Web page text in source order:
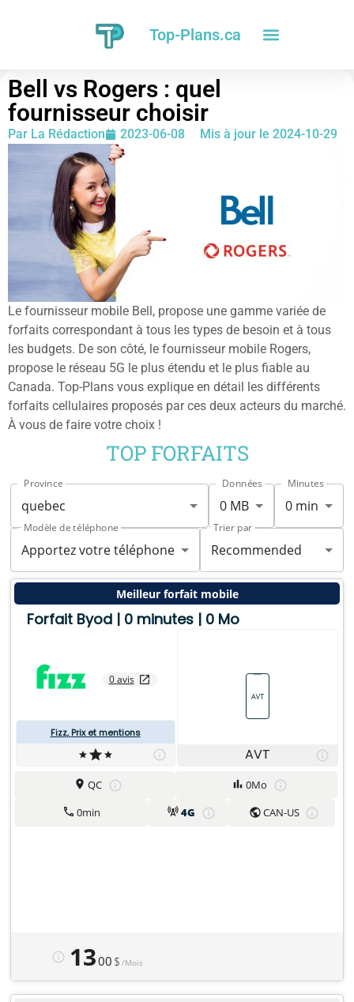
Top-Plans.ca
Bell vs Rogers : quel
fournisseur choisir
Par La Rédaction 2023-06-08 Mis à jour le 2024-10-29
Le fournisseur mobile Bell, propose une gamme variée de
forfaits correspondant à tous les types de besoin et à tous
les budgets. De son côté, le fournisseur mobile Rogers,
propose le réseau 5G le plus étendu et le plus fiable au
Canada. Top-Plans vous explique en détail les différents
forfaits cellulaires proposés par ces deux acteurs du marché.
À vous de faire votre choix !
TOP FORFAITS